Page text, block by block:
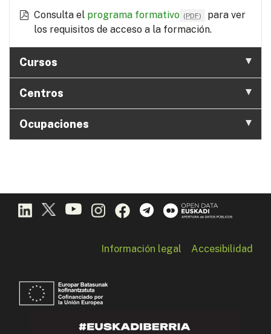
Consulta el programa formativo (PDF)
para ver
los requisitos de acceso a la formación.
Cursos
Centros
Ocupaciones
Información legal Accesibilidad